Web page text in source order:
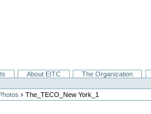
About EITC
The Organization
›The_TECO_New York_1